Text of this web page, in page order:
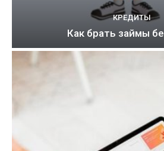
КРЕДИТЫ
Как брать займы